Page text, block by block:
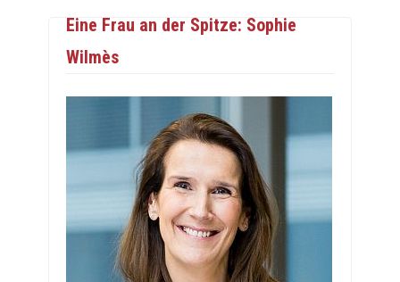
Eine Frau an der Spitze: Sophie
Wilmès